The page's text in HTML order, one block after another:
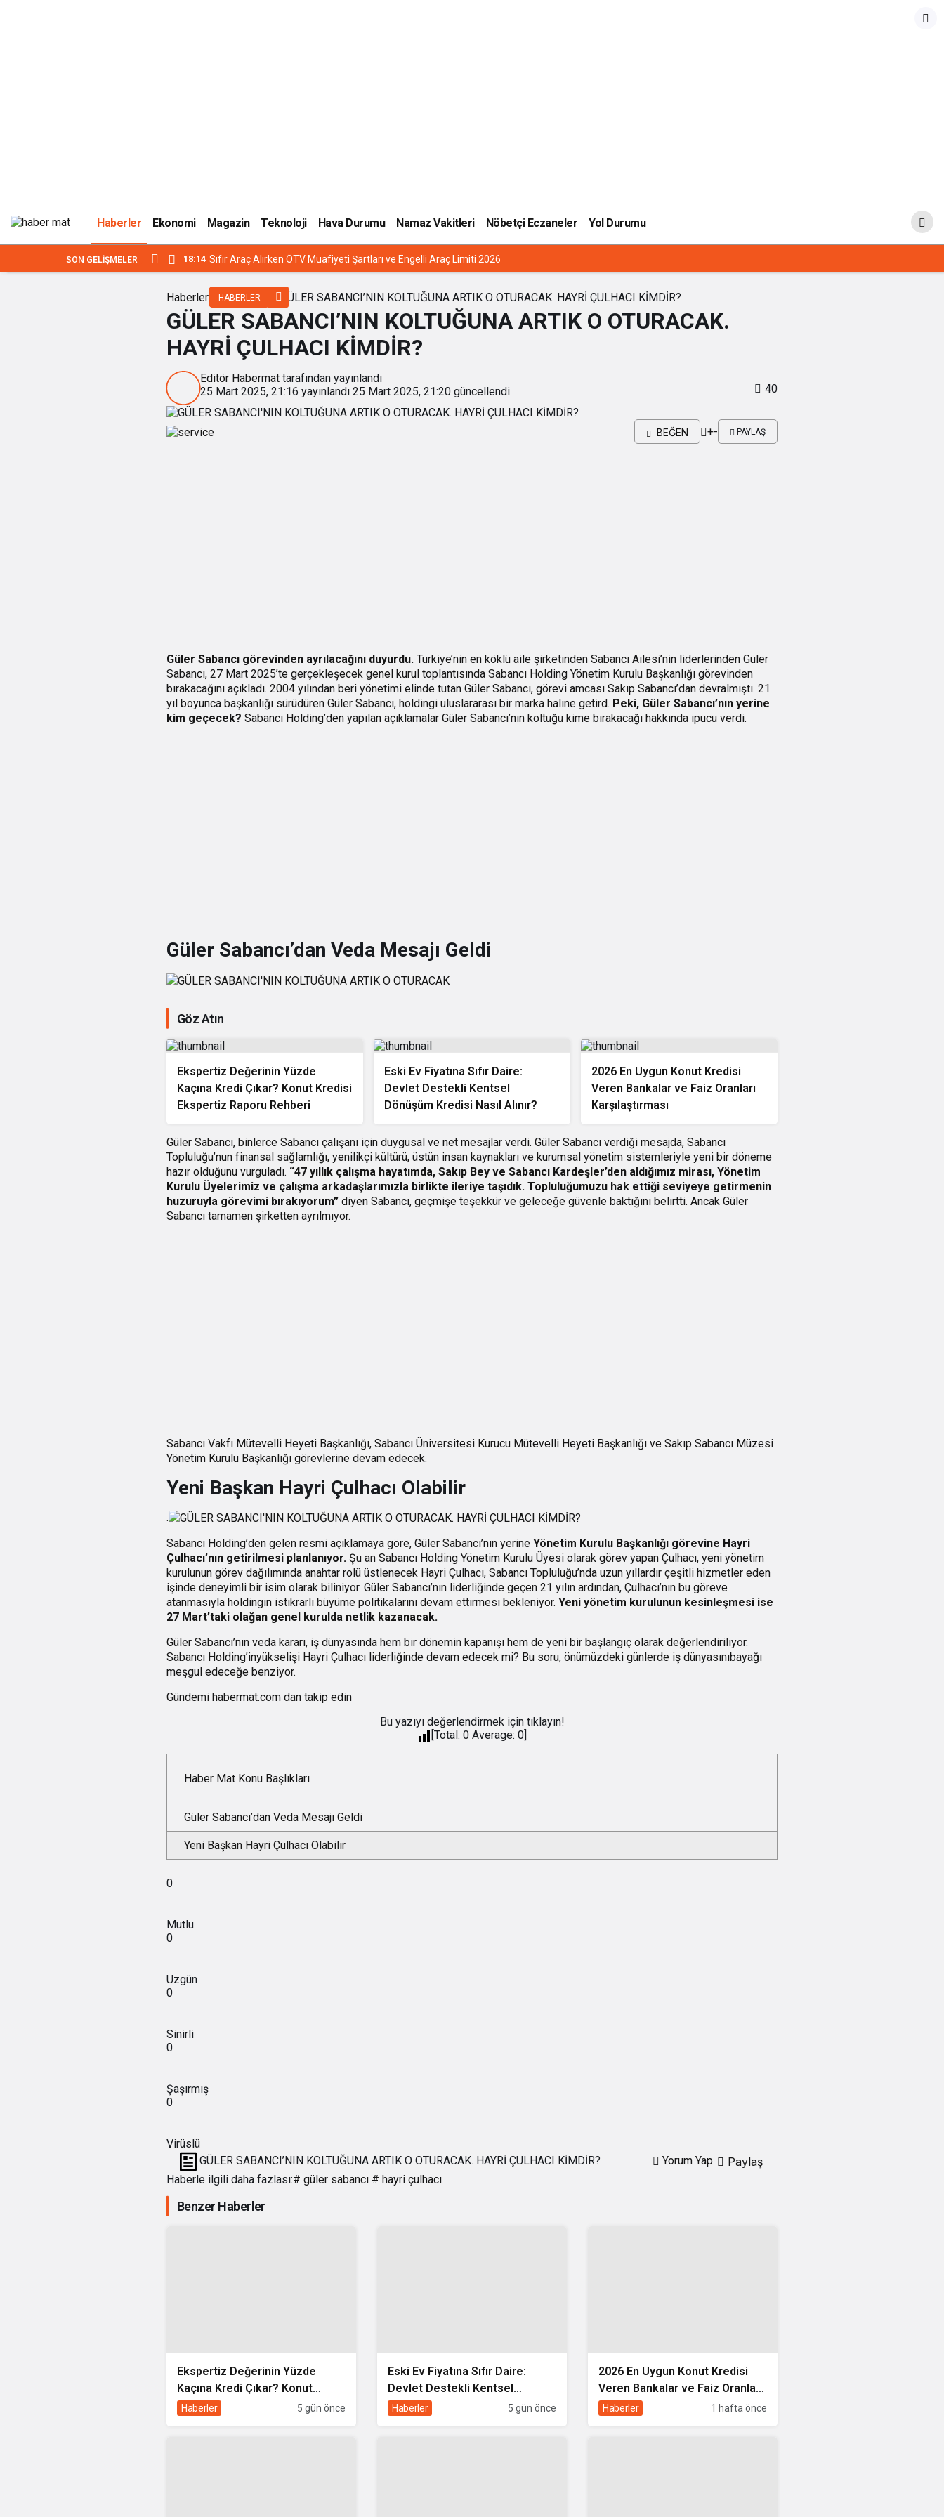
Haberler Ekonomi Magazin Teknoloji Hava Durumu Namaz Vakitleri Nöbetçi Eczaneler Yol Durumu
SON GELIŞMELER 18:14 Sıfır Araç Alırken ÖTV Muafiyeti Şartları ve Engelli Araç Limiti 2026
Haberler HABERLER GÜLER SABANCI’NIN KOLTUĞUNA ARTIK O OTURACAK. HAYRİ ÇULHACI KİMDİR?
GÜLER SABANCI’NIN KOLTUĞUNA ARTIK O OTURACAK.
HAYRİ ÇULHACI KİMDİR?
Editör Habermat tarafından yayınlandı
25 Mart 2025, 21:16 yayınlandı 25 Mart 2025, 21:20 güncellendi 40
BEĞEN +- PAYLAŞ
Güler Sabancı görevinden ayrılacağını duyurdu. Türkiye’nin en köklü aile şirketinden Sabancı Ailesi’nin liderlerinden Güler
Sabancı, 27 Mart 2025’te gerçekleşecek genel kurul toplantısında Sabancı Holding Yönetim Kurulu Başkanlığı görevinden
bırakacağını açıkladı. 2004 yılından beri yönetimi elinde tutan Güler Sabancı, görevi amcası Sakıp Sabancı’dan devralmıştı. 21
yıl boyunca başkanlığı sürüdüren Güler Sabancı, holdingi uluslararası bir marka haline getird. Peki, Güler Sabancı’nın yerine
kim geçecek? Sabancı Holding’den yapılan açıklamalar Güler Sabancı’nın koltuğu kime bırakacağı hakkında ipucu verdi.
Güler Sabancı’dan Veda Mesajı Geldi
Göz Atın
Ekspertiz Değerinin Yüzde
Kaçına Kredi Çıkar? Konut Kredisi
Ekspertiz Raporu Rehberi
Eski Ev Fiyatına Sıfır Daire:
Devlet Destekli Kentsel
Dönüşüm Kredisi Nasıl Alınır?
2026 En Uygun Konut Kredisi
Veren Bankalar ve Faiz Oranları
Karşılaştırması
Güler Sabancı, binlerce Sabancı çalışanı için duygusal ve net mesajlar verdi. Güler Sabancı verdiği mesajda, Sabancı
Topluluğu’nun finansal sağlamlığı, yenilikçi kültürü, üstün insan kaynakları ve kurumsal yönetim sistemleriyle yeni bir döneme
hazır olduğunu vurguladı. “47 yıllık çalışma hayatımda, Sakıp Bey ve Sabancı Kardeşler’den aldığımız mirası, Yönetim
Kurulu Üyelerimiz ve çalışma arkadaşlarımızla birlikte ileriye taşıdık. Topluluğumuzu hak ettiği seviyeye getirmenin
huzuruyla görevimi bırakıyorum” diyen Sabancı, geçmişe teşekkür ve geleceğe güvenle baktığını belirtti. Ancak Güler
Sabancı tamamen şirketten ayrılmıyor.
Sabancı Vakfı Mütevelli Heyeti Başkanlığı, Sabancı Üniversitesi Kurucu Mütevelli Heyeti Başkanlığı ve Sakıp Sabancı Müzesi
Yönetim Kurulu Başkanlığı görevlerine devam edecek.
Yeni Başkan Hayri Çulhacı Olabilir
.
Sabancı Holding’den gelen resmi açıklamaya göre, Güler Sabancı’nın yerine Yönetim Kurulu Başkanlığı görevine Hayri
Çulhacı’nın getirilmesi planlanıyor. Şu an Sabancı Holding Yönetim Kurulu Üyesi olarak görev yapan Çulhacı, yeni yönetim
kurulunun görev dağılımında anahtar rolü üstlenecek Hayri Çulhacı, Sabancı Topluluğu’nda uzun yıllardır çeşitli hizmetler eden
işinde deneyimli bir isim olarak biliniyor. Güler Sabancı’nın liderliğinde geçen 21 yılın ardından, Çulhacı’nın bu göreve
atanmasıyla holdingin istikrarlı büyüme politikalarını devam ettirmesi bekleniyor. Yeni yönetim kurulunun kesinleşmesi ise
27 Mart’taki olağan genel kurulda netlik kazanacak.
Güler Sabancı’nın veda kararı, iş dünyasında hem bir dönemin kapanışı hem de yeni bir başlangıç olarak değerlendiriliyor.
Sabancı Holding’inyükselişi Hayri Çulhacı liderliğinde devam edecek mi? Bu soru, önümüzdeki günlerde iş dünyasınıbayağı
meşgul edeceğe benziyor.
Gündemi habermat.com dan takip edin
Bu yazıyı değerlendirmek için tıklayın!
[Total: 0 Average: 0]
Haber Mat Konu Başlıkları
Güler Sabancı’dan Veda Mesajı Geldi
Yeni Başkan Hayri Çulhacı Olabilir
0
Mutlu
0
Üzgün
0
Sinirli
0
Şaşırmış
0
Virüslü
GÜLER SABANCI’NIN KOLTUĞUNA ARTIK O OTURACAK. HAYRİ ÇULHACI KİMDİR?
Yorum Yap Paylaş
Haberle ilgili daha fazlası:# güler sabancı # hayri çulhacı
Benzer Haberler
Ekspertiz Değerinin Yüzde
Kaçına Kredi Çıkar? Konut
Kredisi Ekspertiz Raporu
Haberler 5 gün önce
Eski Ev Fiyatına Sıfır Daire:
Devlet Destekli Kentsel
Dönüşüm Kredisi Nasıl Alınır?
Haberler 5 gün önce
2026 En Uygun Konut Kredisi
Veren Bankalar ve Faiz Oranları
Karşılaştırması
Haberler 1 hafta önce